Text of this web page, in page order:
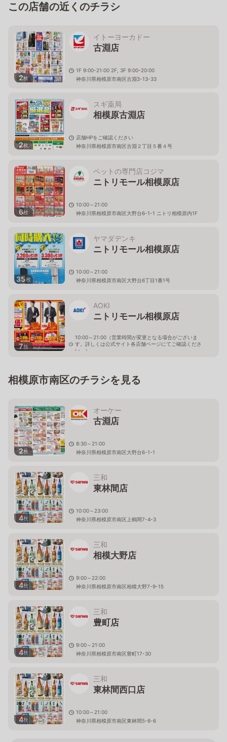
この店舗の近くのチラシ
2枚
イトーヨーカドー
古淵店
1F 9:00-21:00 2F, 3F 9:00-20:00
神奈川県相模原市南区古淵3-13-33
2枚
スギ薬局
相模原古淵店
店舗HPをご確認ください
神奈川県相模原市南区古淵２丁目５番４号
6枚
ペットの専門店コジマ
ニトリモール相模原店
10:00～21:00
神奈川県相模原市南区大野台6-1-1 ニトリ相模原内1F
35枚
ヤマダデンキ
ニトリモール相模原店
10:00～21:00
神奈川県相模原市南区大野台6丁目1番1号
7枚
AOKI
ニトリモール相模原店
10:00～21:00（営業時間が変更となる場合がございま
す。詳しくは公式サイト各店舗ページにてご確認くださ
い。）
相模原市南区のチラシを見る
2枚
オーケー
古淵店
8:30～21:00
神奈川県相模原市南区大野台6-1-1
4枚
三和
東林間店
10:00～23:00
神奈川県相模原市南区上鶴間7-4-3
4枚
三和
相模大野店
9:00～22:00
神奈川県相模原市南区相模大野7-9-15
4枚
三和
豊町店
9:00～21:00
神奈川県相模原市南区豊町17-30
4枚
三和
東林間西口店
10:00～21:00
神奈川県相模原市南区東林間5-6-6